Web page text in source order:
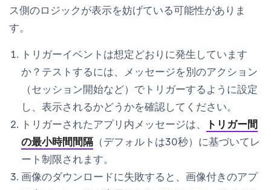
ス側のロジックが表示を妨げている可能性がありま
す。
トリガーイベントは想定どおりに発生しています
か？テストするには、メッセージを別のアクション
（セッション開始など）でトリガーするように設定
し、表示されるかどうかを確認してください。
トリガーされたアプリ内メッセージは、
トリガー間
の最小時間間隔 （デフォルトは30秒）に基づいてレ
ート制限されます。
画像のダウンロードに失敗すると、画像付きのアプ